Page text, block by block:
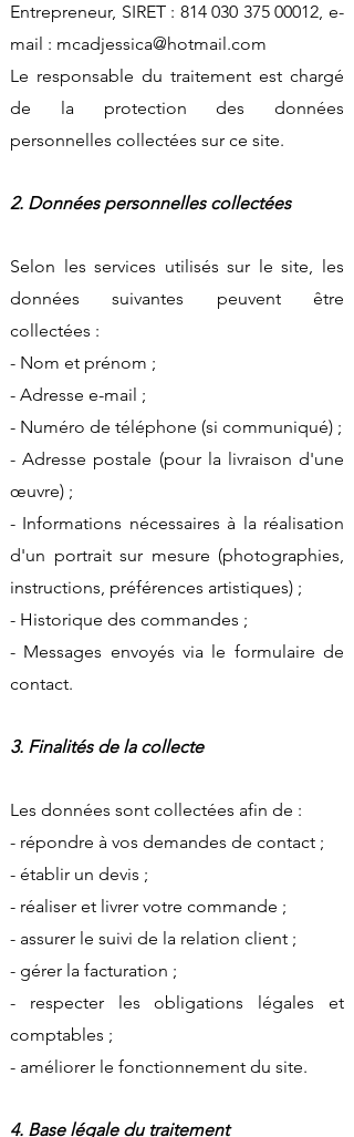
Entrepreneur, SIRET : 814 030 375 00012, e-
mail : mcadjessica@hotmail.com
Le responsable du traitement est chargé
de la protection des données
personnelles collectées sur ce site.
2. Données personnelles collectées
Selon les services utilisés sur le site, les
données suivantes peuvent être
collectées :
- Nom et prénom ;
- Adresse e-mail ;
- Numéro de téléphone (si communiqué) ;
- Adresse postale (pour la livraison d'une
œuvre) ;
- Informations nécessaires à la réalisation
d'un portrait sur mesure (photographies,
instructions, préférences artistiques) ;
- Historique des commandes ;
- Messages envoyés via le formulaire de
contact.
3. Finalités de la collecte
Les données sont collectées afin de :
- répondre à vos demandes de contact ;
- établir un devis ;
- réaliser et livrer votre commande ;
- assurer le suivi de la relation client ;
- gérer la facturation ;
- respecter les obligations légales et
comptables ;
- améliorer le fonctionnement du site.
4. Base légale du traitement